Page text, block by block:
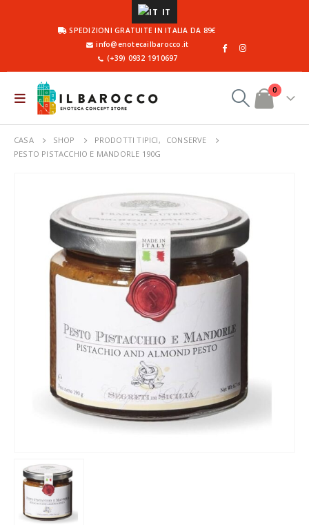
IT
SPEDIZIONI GRATUITE IN ITALIA DA 89€
info@enotecailbarocco.it
(+39) 0932 1910697
0
CASA SHOP PRODOTTI TIPICI ,
CONSERVE
PESTO PISTACCHIO E MANDORLE 190G